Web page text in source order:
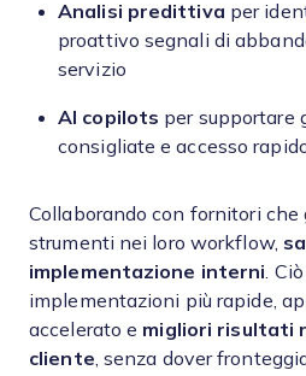
Analisi predittiva per
proattivo segnali di
servizio
AI copilots per supportare
consigliate e accesso
Collaborando con fornitori che
strumenti nei loro workflow,
implementazione interni .
implementazioni più rapide,
accelerato e migliori risultati
cliente , senza dover